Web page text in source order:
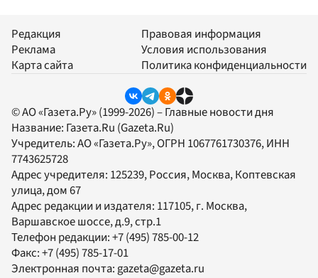
Редакция
Реклама
Карта сайта
Правовая информация
Условия использования
Политика конфиденциальности
© АО «Газета.Ру» (1999-2026) – Главные новости дня
Название: Газета.Ru (Gazeta.Ru)
Учредитель:АО «Газета.Ру», ОГРН 1067761730376, ИНН
7743625728
Адрес учредителя: 125239, Россия, Москва, Коптевская
улица, дом 67
Адрес редакции и издателя: 117105, г. Москва,
Варшавское шоссе, д.9, стр.1
Телефон редакции:+7 (495) 785-00-12
Факс:+7 (495) 785-17-01
Электронная почта:gazeta@gazeta.ru